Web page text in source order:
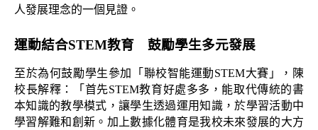
人發展理念的一個見證。
運動結合STEM教育　鼓勵學生多元發展
至於為何鼓勵學生參加「聯校智能運動STEM大賽」，陳
校長解釋：「首先STEM教育好處多多，能取代傳統的書
本知識的教學模式，讓學生透過運用知識，於學習活動中
學習解難和創新。加上數據化體育是我校未來發展的大方